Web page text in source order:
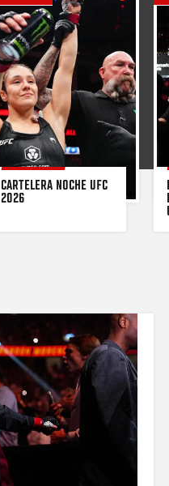
CARTELERA NOCHE UFC
2026